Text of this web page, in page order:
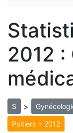
2012 :
S >
Poitiers + 2012